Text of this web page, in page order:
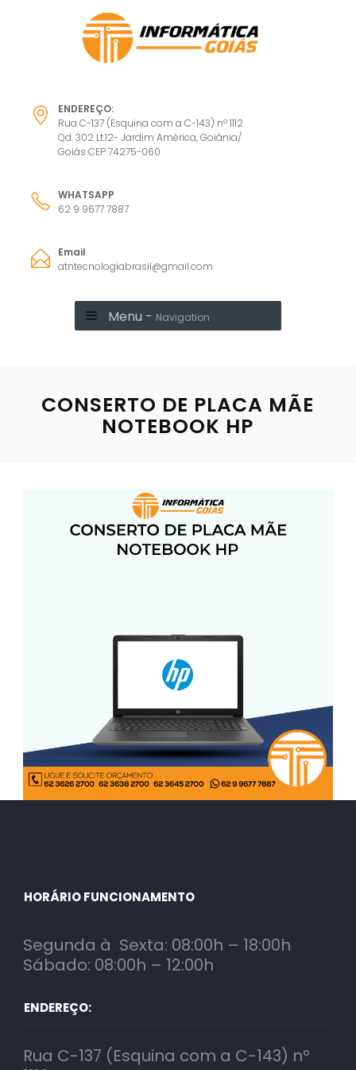
ENDEREÇO:
Rua C-137 (Esquina com a C-143) nº 1112
Qd. 302 Lt.12- Jardim América, Goiânia/
Goiás CEP 74275-060
WHATSAPP
62 9 9677 7887
Email
atntecnologiabrasil@gmail.com
Menu - Navigation
CONSERTO DE PLACA MÃE
NOTEBOOK HP
HORÁRIO FUNCIONAMENTO
Segunda à Sexta: 08:00h – 18:00h
Sábado: 08:00h – 12:00h
ENDEREÇO:
Rua C-137 (Esquina com a C-143) nº